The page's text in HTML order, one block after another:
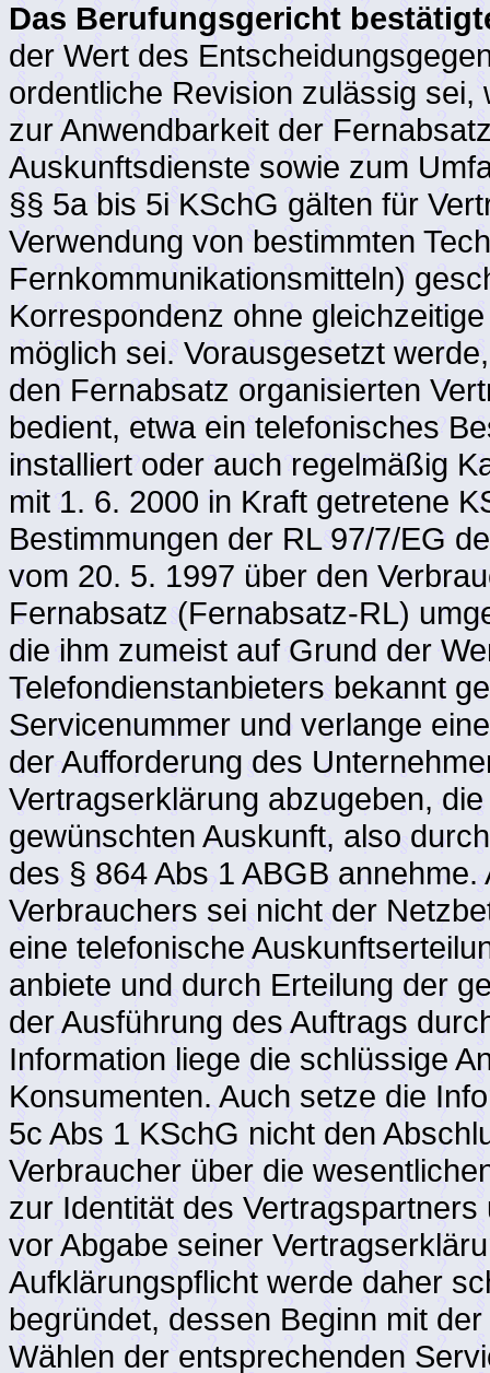
Das Berufungsgericht
der Wert des
ordentliche Revision zulässig
zur Anwendbarkeit der
Auskunftsdienste sowie zum
§§ 5a bis 5i KSchG gälten für
Verwendung von bestimmten
Fernkommunikationsmitteln)
Korrespondenz ohne
möglich sei. Vorausgesetzt
den Fernabsatz organisierten
bedient, etwa ein telefonisches
installiert oder auch regelmäßig
mit 1. 6. 2000 in Kraft getretene
Bestimmungen der RL 97/7/EG
vom 20. 5. 1997 über den
Fernabsatz (Fernabsatz-RL)
die ihm zumeist auf Grund der
Telefondienstanbieters bekannt
Servicenummer und verlange
der Aufforderung des
Vertragserklärung abzugeben,
gewünschten Auskunft, also
des § 864 Abs 1 ABGB
Verbrauchers sei nicht der
eine telefonische
anbiete und durch Erteilung der
der Ausführung des Auftrags
Information liege die schlüssige
Konsumenten. Auch setze die
5c Abs 1 KSchG nicht den
Verbraucher über die
zur Identität des
vor Abgabe seiner
Aufklärungspflicht werde daher
begründet, dessen Beginn mit
Wählen der entsprechenden